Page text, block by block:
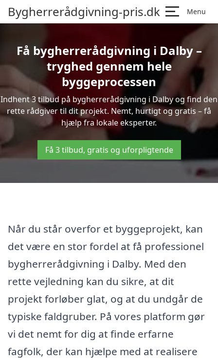
Bygherrerådgivning-pris.dk Menu
Få bygherrerådgivning i Dalby –
tryghed gennem hele
byggeprocessen
Indhent 3 tilbud på bygherrerådgivning i Dalby og find den
rette rådgiver til dit projekt. Nemt, hurtigt og gratis – få
hjælp fra lokale eksperter.
Få 3 tilbud, gratis og uforpligtende
Når du står overfor et byggeprojekt, kan
det være en stor fordel at få professionel
bygherrerådgivning i Dalby. Med den
rette vejledning kan du sikre, at dit
projekt forløber glat, og at du undgår de
typiske faldgruber. På vores platform gør
vi det nemt for dig at finde erfarne
fagfolk, der kan hjælpe med at realisere